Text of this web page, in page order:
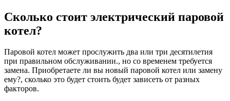
Сколько стоит электрический паровой
котел?
Паровой котел может прослужить два или три десятилетия
при правильном обслуживании., но со временем требуется
замена. Приобретаете ли вы новый паровой котел или замену
ему?, сколько это будет стоить будет зависеть от разных
факторов.